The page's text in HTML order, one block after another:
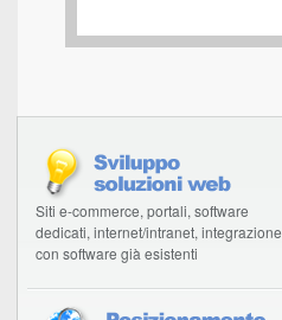
Siti e-commerce, portali, software
dedicati, internet/intranet, integrazione
con software già esistenti